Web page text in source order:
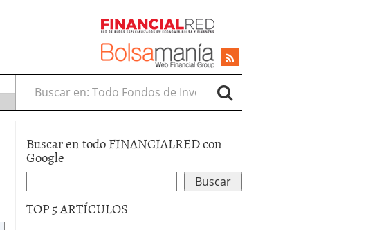
Buscar en:
Buscar en todo FINANCIALRED con
Google
TOP 5 ARTÍCULOS